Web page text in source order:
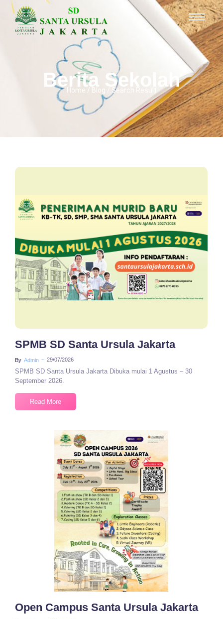
Berita Sekolah
Home / Blog / Search Result
No Comments
SPMB SD Santa Ursula Jakarta
By Admin ~ 29/07/2026
SPMB SD Santa Ursula Jakarta Dibuka mulai 1 Agustus – 30
September 2026.
Read More
No Comments
Open Campus Santa Ursula Jakarta